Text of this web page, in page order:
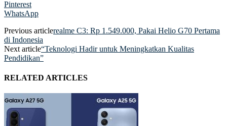
Pinterest
WhatsApp
Previous articlerealme C3: Rp 1.549.000, Pakai Helio G70 Pertama
di Indonesia
Next article“Teknologi Hadir untuk Meningkatkan Kualitas
Pendidikan”
RELATED ARTICLES